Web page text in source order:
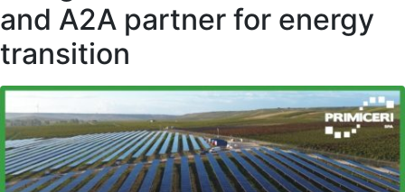
and A2A partner for energy
transition